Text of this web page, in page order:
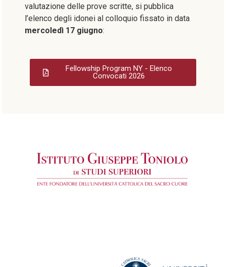
valutazione delle prove scritte, si pubblica
l’elenco degli idonei al colloquio fissato in data
mercoledì 17 giugno:
Fellowship Program NY - Elenco
Convocati 2026